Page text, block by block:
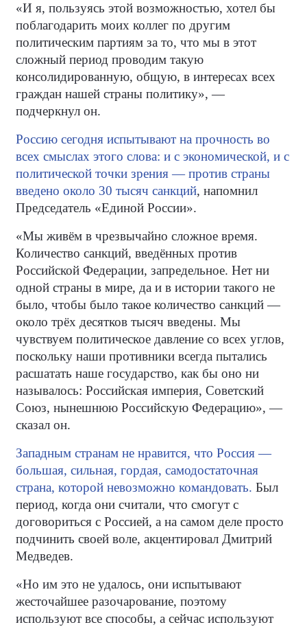
«И я, пользуясь этой возможностью, хотел бы
поблагодарить моих коллег по другим
политическим партиям за то, что мы в этот
сложный период проводим такую
консолидированную, общую, в интересах всех
граждан нашей страны политику», —
подчеркнул он.
Россию сегодня испытывают на прочность во
всех смыслах этого слова: и с экономической, и с
политической точки зрения — против страны
введено около 30 тысяч санкций, напомнил
Председатель «Единой России».
«Мы живём в чрезвычайно сложное время.
Количество санкций, введённых против
Российской Федерации, запредельное. Нет ни
одной страны в мире, да и в истории такого не
было, чтобы было такое количество санкций —
около трёх десятков тысяч введены. Мы
чувствуем политическое давление со всех углов,
поскольку наши противники всегда пытались
расшатать наше государство, как бы оно ни
называлось: Российская империя, Советский
Союз, нынешнюю Российскую Федерацию», —
сказал он.
Западным странам не нравится, что Россия —
большая, сильная, гордая, самодостаточная
страна, которой невозможно командовать. Был
период, когда они считали, что смогут с
договориться с Россией, а на самом деле просто
подчинить своей воле, акцентировал Дмитрий
Медведев.
«Но им это не удалось, они испытывают
жесточайшее разочарование, поэтому
используют все способы, а сейчас используют